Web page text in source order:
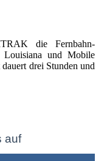
die Fernbahn-
und Mobile
drei Stunden und
auf